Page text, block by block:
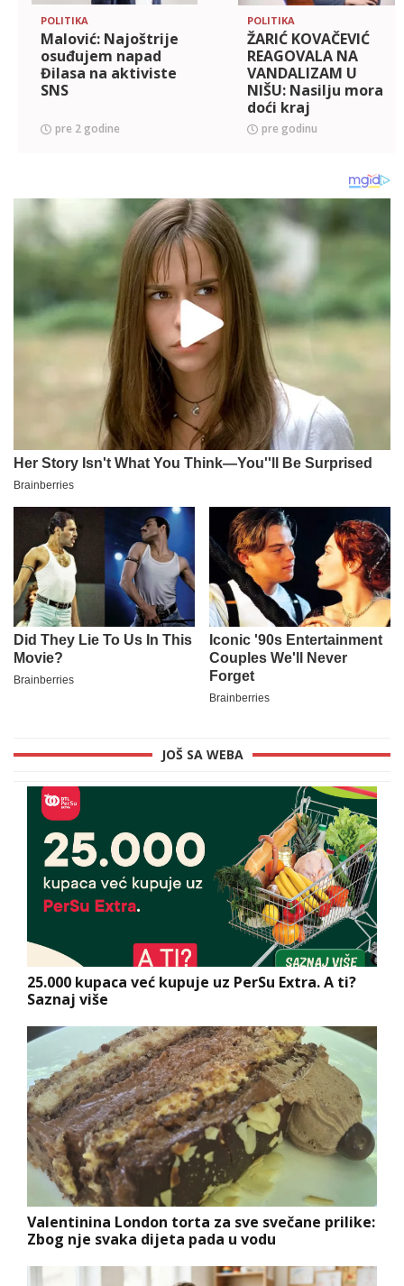
POLITIKA
Malović: Najoštrijе
osuđujеm napad
Đilasa na aktivistе
SNS
pre 2 godine
POLITIKA
ŽARIĆ KOVAČEVIĆ
REAGOVALA NA
VANDALIZAM U
NIŠU: Nasilju mora
doći kraj
pre godinu
JOŠ SA WEBA
25.000 kupaca već kupuje uz PerSu Extra. A ti?
Saznaj više
Valentinina London torta za sve svečane prilike:
Zbog nje svaka dijeta pada u vodu